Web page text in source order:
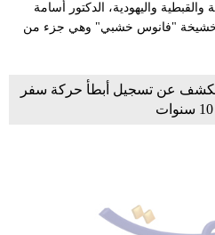
مرأةواليهودية، الدكتور أسامة
"فانوس خشبي" وهي جزء من
يكشف عن تسجيل أبطأ حركة سفر